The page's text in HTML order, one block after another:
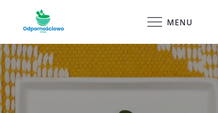
Odpornościowo MENU